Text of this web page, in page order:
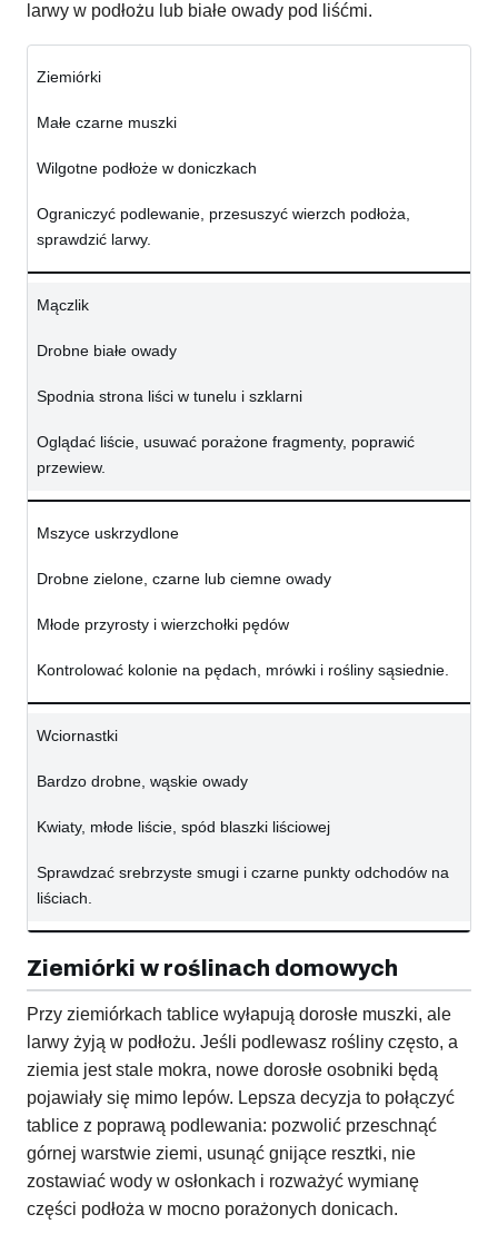
larwy w podłożu lub białe owady pod liśćmi.
Ziemiórki
Małe czarne muszki
Wilgotne podłoże w doniczkach
Ograniczyć podlewanie, przesuszyć wierzch podłoża,
sprawdzić larwy.
Mączlik
Drobne białe owady
Spodnia strona liści w tunelu i szklarni
Oglądać liście, usuwać porażone fragmenty, poprawić
przewiew.
Mszyce uskrzydlone
Drobne zielone, czarne lub ciemne owady
Młode przyrosty i wierzchołki pędów
Kontrolować kolonie na pędach, mrówki i rośliny sąsiednie.
Wciornastki
Bardzo drobne, wąskie owady
Kwiaty, młode liście, spód blaszki liściowej
Sprawdzać srebrzyste smugi i czarne punkty odchodów na
liściach.
Ziemiórki w roślinach domowych
Przy ziemiórkach tablice wyłapują dorosłe muszki, ale
larwy żyją w podłożu. Jeśli podlewasz rośliny często, a
ziemia jest stale mokra, nowe dorosłe osobniki będą
pojawiały się mimo lepów. Lepsza decyzja to połączyć
tablice z poprawą podlewania: pozwolić przeschnąć
górnej warstwie ziemi, usunąć gnijące resztki, nie
zostawiać wody w osłonkach i rozważyć wymianę
części podłoża w mocno porażonych donicach.